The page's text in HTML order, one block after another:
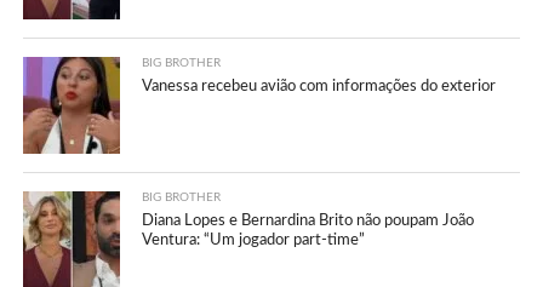
BIG BROTHER
Vanessa recebeu avião com informações do exterior
BIG BROTHER
Diana Lopes e Bernardina Brito não poupam João
Ventura: “Um jogador part-time”